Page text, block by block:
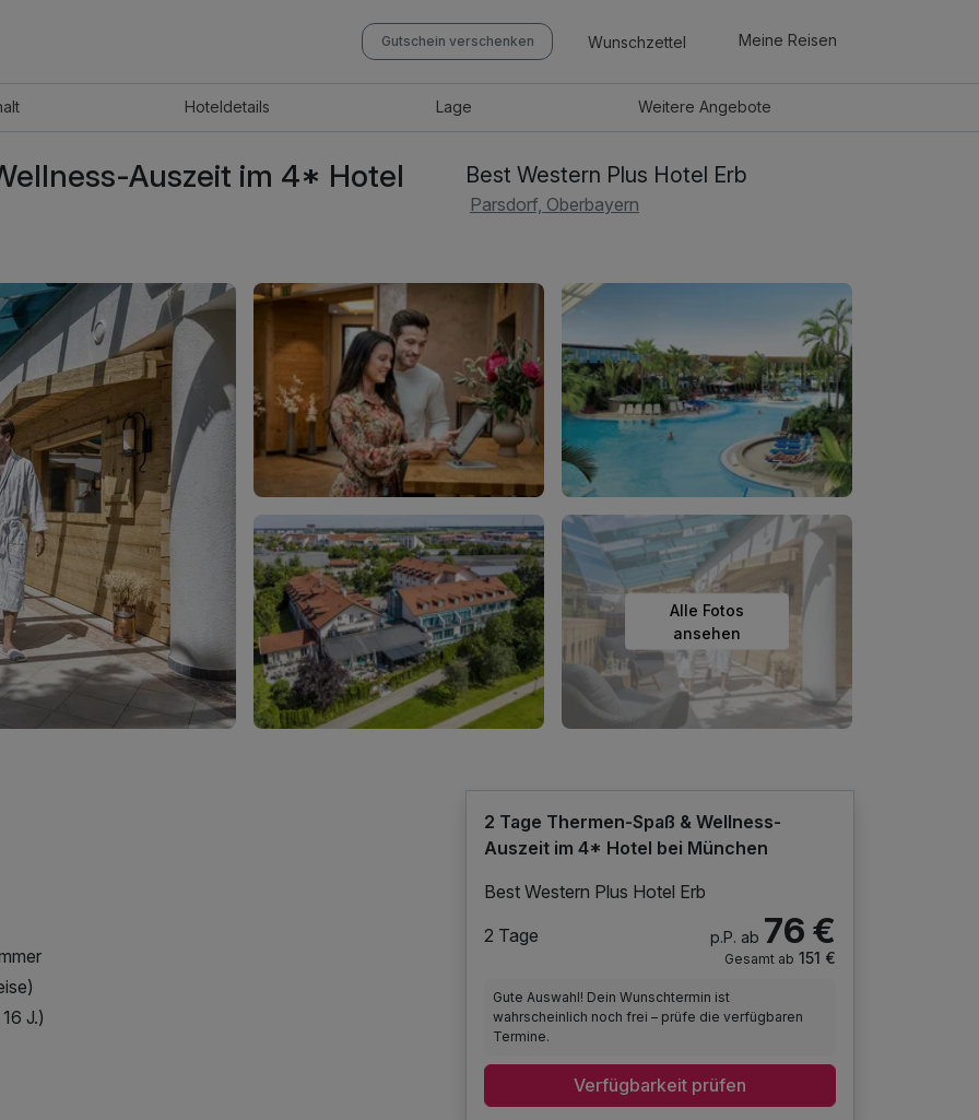
Gutschein verschenken Wunschzettel Meine Reisen
Hoteldetails Lage WeitereAngebote
Auszeit im 4* Hotel
Best Western Plus Hotel Erb
Parsdorf, Oberbayern
Alle Fotos
ansehen
J.)
2 Tage Thermen-Spaß & Wellness-
Auszeit im 4* Hotel bei München
Best Western Plus Hotel Erb
2 Tage
p.P. ab 76 €
Gesamt ab 151 €
Gute Auswahl! Dein Wunschtermin ist
wahrscheinlich noch frei – prüfe die verfügbaren
Termine.
Verfügbarkeit prüfen